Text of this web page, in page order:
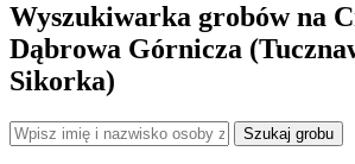
Wyszukiwarka grobów na
Dąbrowa Górnicza
Sikorka)
Szukaj grobu